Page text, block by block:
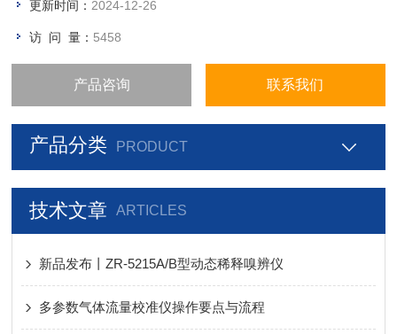
更新时间： 2024-12-26
访 问 量： 5458
产品咨询 联系我们
产品分类 PRODUCT
技术文章 ARTICLES
新品发布丨ZR-5215A/B型动态稀释嗅辨仪
多参数气体流量校准仪操作要点与流程